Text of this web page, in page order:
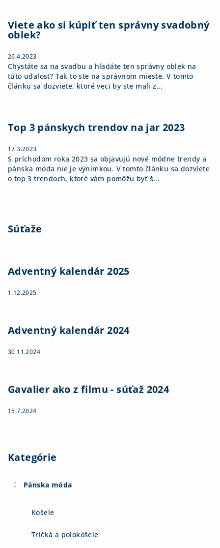
Viete ako si kúpiť ten správny svadobný
oblek?
26.4.2023
Chystáte sa na svadbu a hľadáte ten správny oblek na
túto udalosť? Tak to ste na správnom mieste. V tomto
článku sa dozviete, ktoré veci by ste mali z...
Top 3 pánskych trendov na jar 2023
17.3.2023
S príchodom roka 2023 sa objavujú nové módne trendy a
pánska móda nie je výnimkou. V tomto článku sa dozviete
o top 3 trendoch, ktoré vám pomôžu byť š...
Súťaže
Adventný kalendár 2025
1.12.2025
Adventný kalendár 2024
30.11.2024
Gavalier ako z filmu - súťaž 2024
15.7.2024
Kategórie
Pánska móda
Košele
Tričká a polokošele